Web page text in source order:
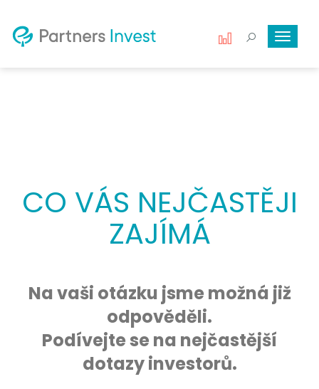
Toggle
CO VÁS NEJČASTĚJI
ZAJÍMÁ
Na vaši otázku jsme možná již
odpověděli.
Podívejte se na nejčastější
dotazy investorů.